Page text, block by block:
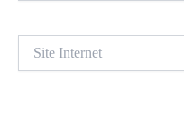
Internet